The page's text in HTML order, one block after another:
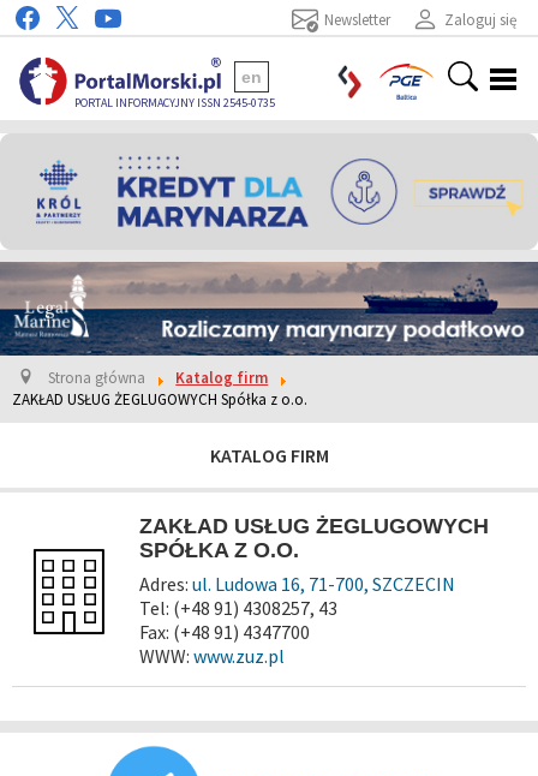
Zaloguj się
Newsletter
PORTAL INFORMACYJNY ISSN 2545-0735
en
Strona główna
Katalog firm
ZAKŁAD USŁUG ŻEGLUGOWYCH Spółka z o.o.
KATALOG FIRM
ZAKŁAD USŁUG ŻEGLUGOWYCH
SPÓŁKA Z O.O.
Adres: ul. Ludowa 16, 71-700, SZCZECIN
Tel: (+48 91) 4308257, 43
Fax: (+48 91) 4347700
WWW: www.zuz.pl